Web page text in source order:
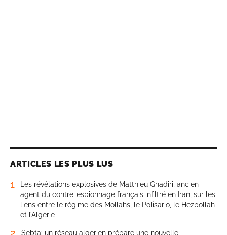
ARTICLES LES PLUS LUS
1
Les révélations explosives de Matthieu Ghadiri, ancien
agent du contre-espionnage français infiltré en Iran, sur les
liens entre le régime des Mollahs, le Polisario, le Hezbollah
et l’Algérie
Sebta: un réseau algérien prépare une nouvelle